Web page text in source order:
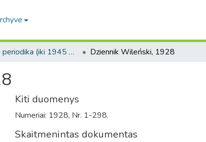
Senoji periodika (iki 1945 m.) / Old periodicals (pre-1945) Dziennik Wileński, 1928
Kiti duomenys
Numeriai: 1928, Nr. 1-298.
Skaitmenintas dokumentas